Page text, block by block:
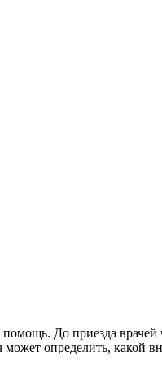
До приезда
может определить, какой